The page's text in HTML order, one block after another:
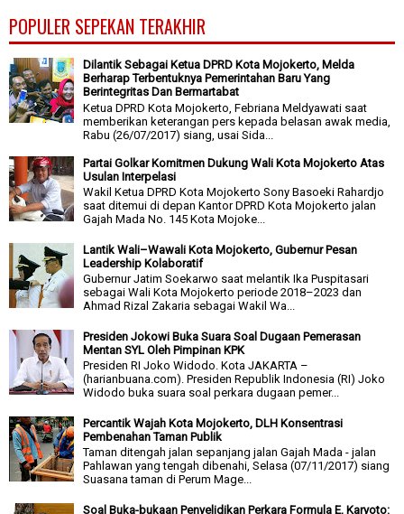
POPULER SEPEKAN TERAKHIR
Dilantik Sebagai Ketua DPRD Kota Mojokerto, Melda
Berharap Terbentuknya Pemerintahan Baru Yang
Berintegritas Dan Bermartabat
Ketua DPRD Kota Mojokerto, Febriana Meldyawati saat
memberikan keterangan pers kepada belasan awak media,
Rabu (26/07/2017) siang, usai Sida...
Partai Golkar Komitmen Dukung Wali Kota Mojokerto Atas
Usulan Interpelasi
Wakil Ketua DPRD Kota Mojokerto Sony Basoeki Rahardjo
saat ditemui di depan Kantor DPRD Kota Mojokerto jalan
Gajah Mada No. 145 Kota Mojoke...
Lantik Wali–Wawali Kota Mojokerto, Gubernur Pesan
Leadership Kolaboratif
Gubernur Jatim Soekarwo saat melantik Ika Puspitasari
sebagai Wali Kota Mojokerto periode 2018–2023 dan
Ahmad Rizal Zakaria sebagai Wakil Wa...
Presiden Jokowi Buka Suara Soal Dugaan Pemerasan
Mentan SYL Oleh Pimpinan KPK
Presiden RI Joko Widodo. Kota JAKARTA –
(harianbuana.com). Presiden Republik Indonesia (RI) Joko
Widodo buka suara soal perkara dugaan pemer...
Percantik Wajah Kota Mojokerto, DLH Konsentrasi
Pembenahan Taman Publik
Taman ditengah jalan sepanjang jalan Gajah Mada - jalan
Pahlawan yang tengah dibenahi, Selasa (07/11/2017) siang
Suasana taman di Perum Mage...
Soal Buka-bukaan Penyelidikan Perkara Formula E, Karyoto: